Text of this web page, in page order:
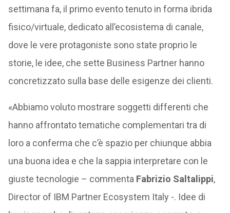
settimana fa, il primo evento tenuto in forma ibrida
fisico/virtuale, dedicato all’ecosistema di canale,
dove le vere protagoniste sono state proprio le
storie, le idee, che sette Business Partner hanno
concretizzato sulla base delle esigenze dei clienti.
«Abbiamo voluto mostrare soggetti differenti che
hanno affrontato tematiche complementari tra di
loro a conferma che c’è spazio per chiunque abbia
una buona idea e che la sappia interpretare con le
giuste tecnologie – commenta Fabrizio Saltalippi,
Director of IBM Partner Ecosystem Italy -. Idee di